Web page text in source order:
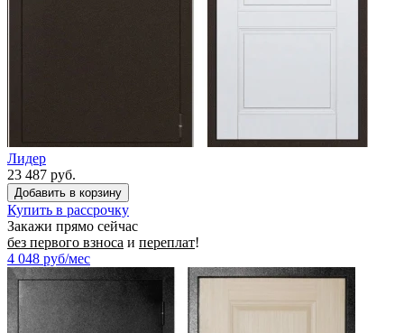
Лидер
23 487 руб.
Купить в рассрочку
Закажи прямо сейчас
без первого взноса и переплат!
4 048 руб/мес